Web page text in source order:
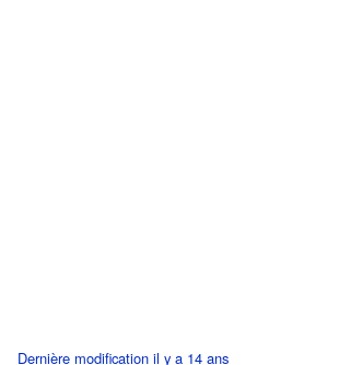
Dernière modification il y a 14 ans